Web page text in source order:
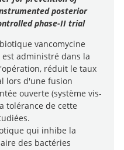
posterior
phase-II trial
vancomycine
administré dans la
réduit le taux
lors d'une fusion
ouverte (système vis-
tolérance de cette
qui inhibe la
des bactéries